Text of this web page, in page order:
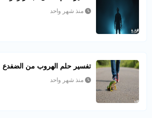
منذ شهر واحد
تفسير حلم الهروب من الضفدع
منذ شهر واحد